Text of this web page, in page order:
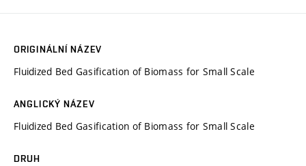
ORIGINÁLNÍ NÁZEV
Fluidized Bed Gasification of Biomass for Small Scale
ANGLICKÝ NÁZEV
Fluidized Bed Gasification of Biomass for Small Scale
DRUH